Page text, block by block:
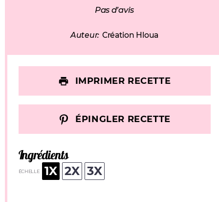
Pas d’avis
Auteur: Création Hloua
IMPRIMER RECETTE
ÉPINGLER RECETTE
Ingrédients
ÉCHELLE 1X 2X 3X